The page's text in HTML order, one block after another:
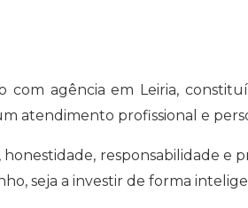
com agência em Leiria,
atendimento profissional e
responsabilidade e
seja a investir de forma